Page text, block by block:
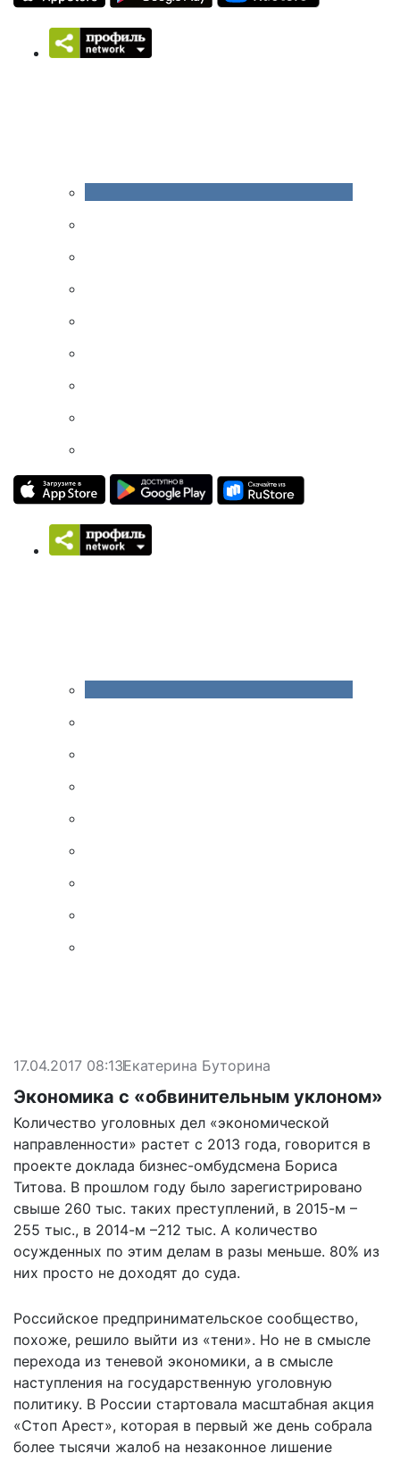
17.04.2017 08:13Екатерина Буторина
Экономика с «обвинительным уклоном»
Количество уголовных дел «экономической
направленности» растет с 2013 года, говорится в
проекте доклада бизнес-омбудсмена Бориса
Титова. В прошлом году было зарегистрировано
свыше 260 тыс. таких преступлений, в 2015-м –
255 тыс., в 2014-м –212 тыс. А количество
осужденных по этим делам в разы меньше. 80% из
них просто не доходят до суда.
Российское предпринимательское сообщество,
похоже, решило выйти из «тени». Но не в смысле
перехода из теневой экономики, а в смысле
наступления на государственную уголовную
политику. В России стартовала масштабная акция
«Стоп Арест», которая в первый же день собрала
более тысячи жалоб на незаконное лишение